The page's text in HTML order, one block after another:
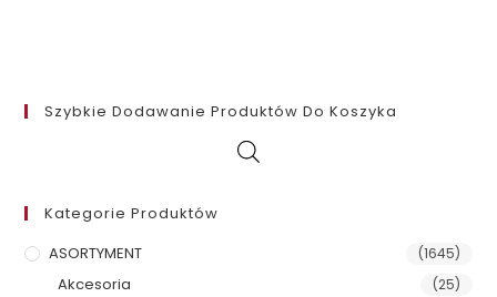
Szybkie Dodawanie Produktów Do Koszyka
Kategorie Produktów
ASORTYMENT
(1645)
Akcesoria (25)